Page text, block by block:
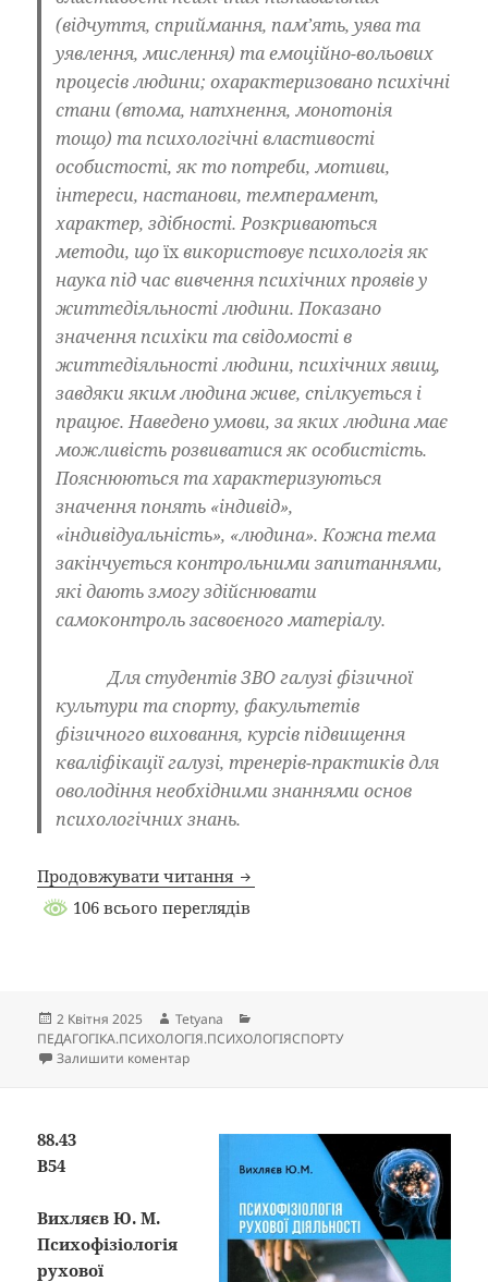
(відчуття, сприймання, пам’ять, уява та
уявлення, мислення) та емоційно-вольових
процесів людини; охарактеризовано психічні
стани (втома, натхнення, монотонія
тощо) та психологічні властивості
особистості, як то потреби, мотиви,
інте­реси, настанови, темперамент,
характер, здібності. Розкриваються
методи, щоїхвикористовує психологія як
наука під час вивчення психічних проявів у
життєдіяльності людини. Показано
значення психіки та свідомості в
життєдіяльності людини, психічних явищ,
завдяки яким людина живе, спілкується і
працює. Наведено умови, за яких людина має
можливість розвиватися як особистість.
Пояснюються та характеризуються
значення понять «індивід»,
«інди­відуальність», «людина». Кожна тема
закінчується контрольними запитаннями,
які дають змогу здійснювати
самоконтроль засвоєного матеріалу.
Для студентів ЗВО галузі фізичної
культури та спорту, факультетів
фізичного виховання, курсів підвищення
кваліфікації галузі, тренерів-практиків для
оволодіння необхідними знаннями основ
психоло­гічних знань.
Продовжувати читання
106 всього переглядів
Опубліковано
2 Квітня 2025 Автор
Tetyana
ПЕДАГОГІКА.ПСИХОЛОГІЯ.ПСИХОЛОГІЯСПОРТУ
Залишити коментардо
88.43
В54
Вихляєв Ю. М.
Психофізіологія
рухової